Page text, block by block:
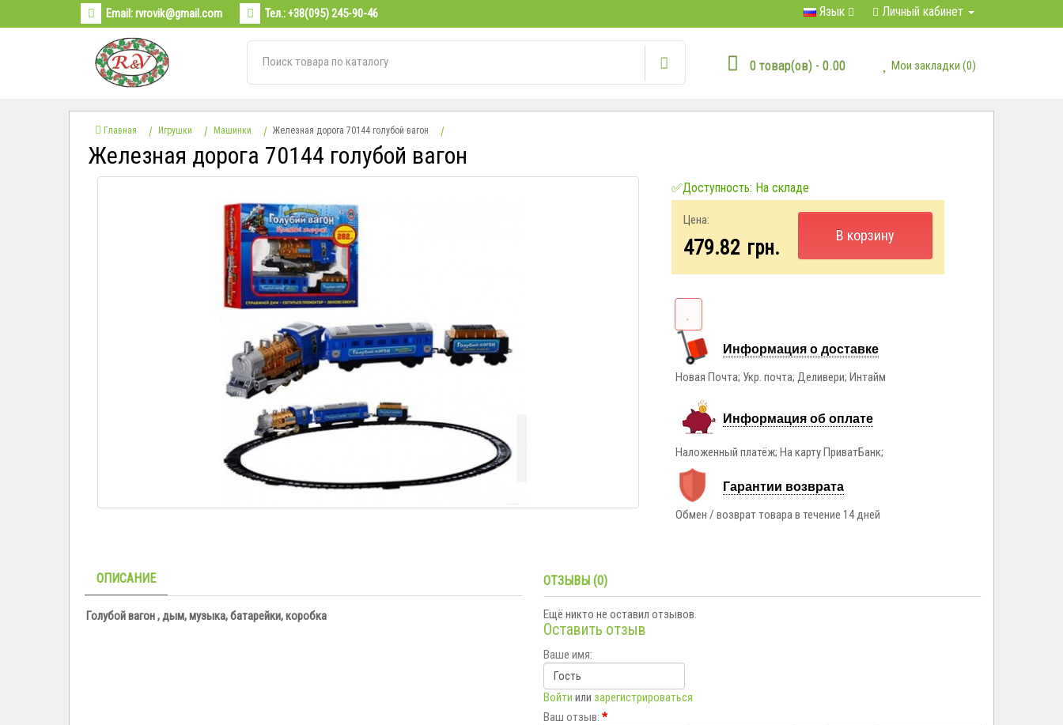
Email:rvrovik@gmail.com Тел.:+38(095) 245-90-46 Язык Личный кабинет
0 товар(ов) - 0.00 Мои закладки (0)
Главная Игрушки Машинки Железная дорога 70144 голубой вагон
Железная дорога 70144 голубой вагон
✅Доступность: На складе
Цена:
479.82 грн.
В корзину
Информация о доставке
Новая Почта; Укр. почта; Деливери; Интайм
Информация об оплате
Наложенный платёж; На карту ПриватБанк;
Гарантии возврата
Обмен / возврат товара в течение 14 дней
ОПИСАНИЕ
Голубой вагон , дым, музыка, батарейки, коробка
ОТЗЫВЫ (0)
Ещё никто не оставил отзывов.
Оставить отзыв
Ваше имя:
Войти или зарегистрироваться
Ваш отзыв: *